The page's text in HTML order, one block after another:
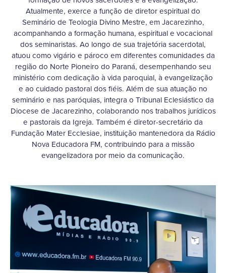
Atualmente, exerce a função de diretor espiritual do
Seminário de Teologia Divino Mestre, em Jacarezinho,
acompanhando a formação humana, espiritual e vocacional
dos seminaristas. Ao longo de sua trajetória sacerdotal,
atuou como vigário e pároco em diferentes comunidades da
região do Norte Pioneiro do Paraná, desempenhando seu
ministério com dedicação à vida paroquial, à evangelização
e ao cuidado pastoral dos fiéis. Além de sua atuação no
seminário e nas paróquias, integra o Tribunal Eclesiástico da
Diocese de Jacarezinho, colaborando nos trabalhos jurídicos
e pastorais da Igreja. Também é diretor-secretário da
Fundação Mater Ecclesiae, instituição mantenedora da Rádio
Nova Educadora FM, contribuindo para a missão
evangelizadora por meio da comunicação.